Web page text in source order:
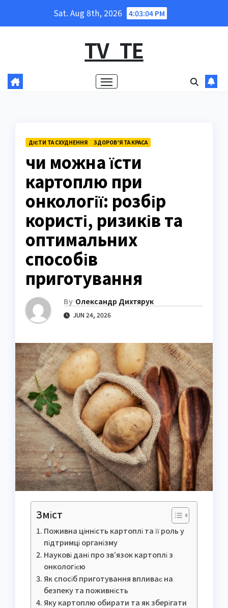
Sat. Aug 8th, 2026 4:03:05 PM
TV_TE
ДІЄТИ ТА СХУДНЕННЯ ЗДОРОВ’Я ТА КРАСА
чи можна їсти
картоплю при
онкології: розбір
користі, ризиків та
оптимальних
способів
приготування
By Олександр Дихтярук
JUN 24, 2026
Зміст
Поживна цінність картоплі та її роль у
підтримці організму
Наукові дані про зв’язок картоплі з
онкологією
Як спосіб приготування впливає на
безпеку та поживність
Яку картоплю обирати та як зберігати